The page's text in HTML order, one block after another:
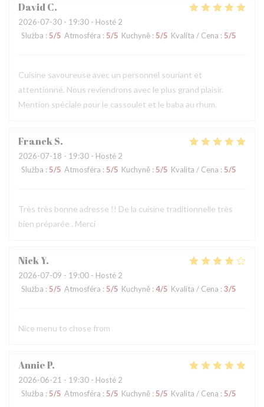
DavidC
2026-07-30 - 19:30 - Hosté 2
Služba : 5/5 Atmosféra : 5/5 Kuchyně : 5/5 Kvalita / Cena : 5/5
Cuisine savoureuse avec un personnel souriant et
attentionné. Nous reviendrons avec le plus grand plaisir.
Mention spéciale pour le cassoulet et le baba au rhum.
FranckS
2026-07-18 - 19:30 - Hosté 2
Služba : 5/5 Atmosféra : 5/5 Kuchyně : 5/5 Kvalita / Cena : 5/5
Très très bonne adresse !! De la cuisine traditionnelle très
bien préparée . Merci
NickY
2026-07-09 - 19:00 - Hosté 2
Služba : 5/5 Atmosféra : 5/5 Kuchyně : 4/5 Kvalita / Cena : 3/5
Nice menu to chose from
AnnieP
2026-06-21 - 19:30 - Hosté 2
Služba : 5/5 Atmosféra : 5/5 Kuchyně : 5/5 Kvalita / Cena : 5/5